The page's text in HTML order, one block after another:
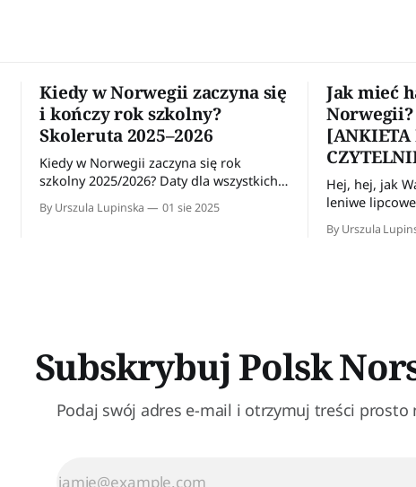
Kiedy w Norwegii zaczyna się
i kończy rok szkolny?
Skoleruta 2025–2026
Kiedy w Norwegii zaczyna się rok
szkolny 2025/2026? Daty dla wszystkich
By Urszula Lupinska 01 sie 2025
Jak mieć
Norwegii?
[ANKIETA
Hej, hej, jak
leniwe
tańcuje z
By Urszula
Subskrybuj Polsk
Podaj swój adres e-mail i otrzymuj treści prosto